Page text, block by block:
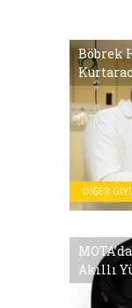
DIĞER
Böbrek
Akıllı